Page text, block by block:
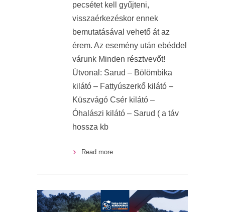
pecsétet kell gyűjteni,
visszaérkezéskor ennek
bemutatásával vehető át az
érem. Az esemény után ebéddel
várunk Minden résztvevőt!
Útvonal: Sarud – Bölömbika
kilátó – Fattyúszerkő kilátó –
Küszvágó Csér kilátó –
Óhalászi kilátó – Sarud ( a táv
hossza kb
Read more